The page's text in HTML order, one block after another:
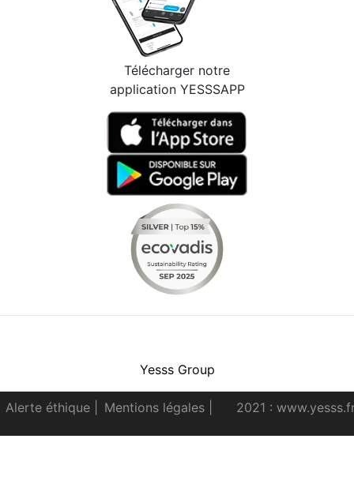
Télécharger notre
application YESSSAPP
Yesss Group
Alerte éthique Mentions légales 2021 :